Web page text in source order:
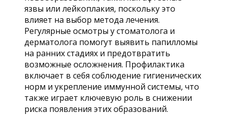
язвы или лейкоплакия, поскольку это
влияет на выбор метода лечения.
Регулярные осмотры у стоматолога и
дерматолога помогут выявить папилломы
на ранних стадиях и предотвратить
возможные осложнения. Профилактика
включает в себя соблюдение гигиенических
норм и укрепление иммунной системы, что
также играет ключевую роль в снижении
риска появления этих образований.